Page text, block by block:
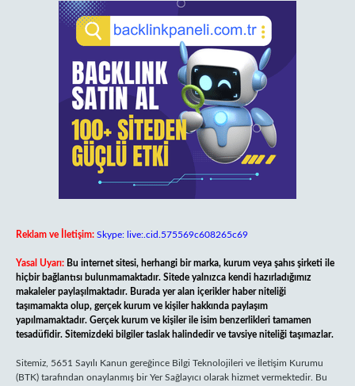
Reklam ve İletişim: Skype: live:.cid.575569c608265c69
Yasal Uyarı: Bu internet sitesi, herhangi bir marka, kurum veya şahıs şirketi ile
hiçbir bağlantısı bulunmamaktadır. Sitede yalnızca kendi hazırladığımız
makaleler paylaşılmaktadır. Burada yer alan içerikler haber niteliği
taşımamakta olup, gerçek kurum ve kişiler hakkında paylaşım
yapılmamaktadır. Gerçek kurum ve kişiler ile isim benzerlikleri tamamen
tesadüfidir. Sitemizdeki bilgiler taslak halindedir ve tavsiye niteliği taşımazlar.
Sitemiz, 5651 Sayılı Kanun gereğince Bilgi Teknolojileri ve İletişim Kurumu
(BTK) tarafından onaylanmış bir Yer Sağlayıcı olarak hizmet vermektedir. Bu